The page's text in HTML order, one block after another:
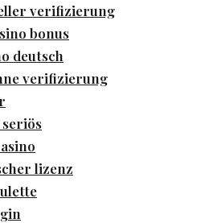
verifizierung
bonus
deutsch
verifizierung
lizenz